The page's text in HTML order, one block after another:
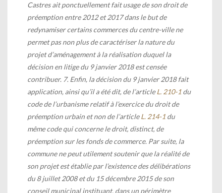
Castres ait ponctuellement fait usage de son droit de
préemption entre 2012 et 2017 dans le but de
redynamiser certains commerces du centre-ville ne
permet pas non plus de caractériser la nature du
projet d’aménagement à la réalisation duquel la
décision en litige du 9 janvier 2018 est censée
contribuer. 7. Enfin, la décision du 9 janvier 2018 fait
application, ainsi qu’il a été dit, de l’articleL. 210-1 du
code de l’urbanisme relatif à l’exercice du droit de
préemption urbain et non de l’articleL. 214-1 du
même code qui concerne le droit, distinct, de
préemption sur les fonds de commerce. Par suite, la
commune ne peut utilement soutenir que la réalité de
son projet est établie par l’existence des délibérations
du 8 juillet 2008 et du 15 décembre 2015 de son
conseil municipal instituant, dans un périmètre